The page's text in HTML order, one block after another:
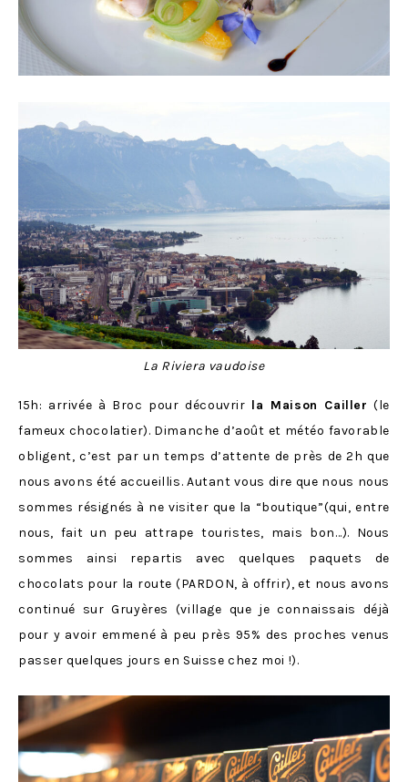
La Riviera vaudoise
15h: arrivée à Broc pour découvrir la Maison Cailler (le
fameux chocolatier). Dimanche d’août et météo favorable
obligent, c’est par un temps d’attente de près de 2h que
nous avons été accueillis. Autant vous dire que nous nous
sommes résignés à ne visiter que la “boutique”(qui, entre
nous, fait un peu attrape touristes, mais bon…). Nous
sommes ainsi repartis avec quelques paquets de
chocolats pour la route (PARDON, à offrir), et nous avons
continué sur Gruyères (village que je connaissais déjà
pour y avoir emmené à peu près 95% des proches venus
passer quelques jours en Suisse chez moi !).